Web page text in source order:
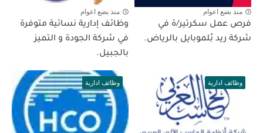
منذ بضع اعوام
فرص عمل سكرتير/ة في
شركة ريد بُلموبايل بالرياض.
منذ بضع اعوام
وظائف إدارية نسائية متوفرة
في شركة الجودة و التميز
بالجبيل.
وظائف ادارية وظائف ادارية